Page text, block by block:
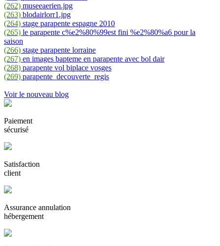
(262) museeaerien.jpg
(263) blodairlorr1.jpg
(264) stage parapente espagne 2010
(265) le parapente c%e2%80%99est fini %e2%80%a6 pour la
saison
(266) stage parapente lorraine
(267) en images bapteme en parapente avec bol dair
(268) parapente vol biplace vosges
(269) parapente_decouverte_regis
Voir le nouveau blog
Paiement
sécurisé
Satisfaction
client
Assurance annulation
hébergement